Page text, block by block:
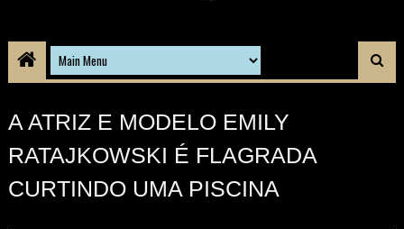
A ATRIZ E MODELO EMILY
RATAJKOWSKI É FLAGRADA
CURTINDO UMA PISCINA